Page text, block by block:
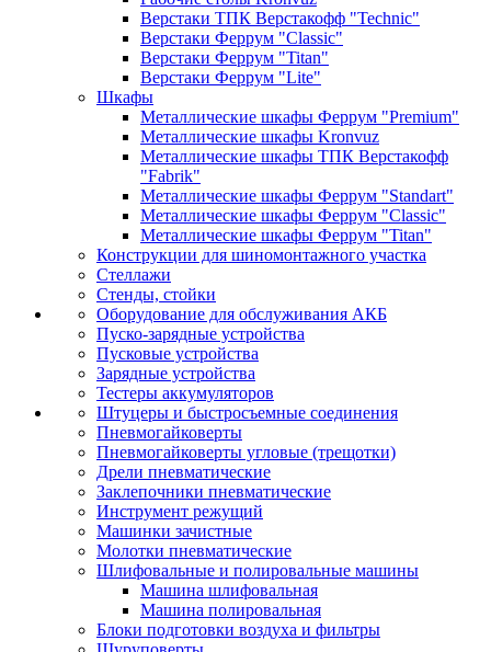
Верстаки ТПК Верстакофф "Technic"
Верстаки Феррум "Classic"
Верстаки Феррум "Titan"
Верстаки Феррум "Lite"
Шкафы
Металлические шкафы Феррум "Premium"
Металлические шкафы Kronvuz
Металлические шкафы ТПК Верстакофф
"Fabrik"
Металлические шкафы Феррум "Standart"
Металлические шкафы Феррум "Classic"
Металлические шкафы Феррум "Titan"
Конструкции для шиномонтажного участка
Стеллажи
Стенды, стойки
Оборудование для обслуживания АКБ
Пуско-зарядные устройства
Пусковые устройства
Зарядные устройства
Тестеры аккумуляторов
Штуцеры и быстросъемные соединения
Пневмогайковерты
Пневмогайковерты угловые (трещотки)
Дрели пневматические
Заклепочники пневматические
Инструмент режущий
Машинки зачистные
Молотки пневматические
Шлифовальные и полировальные машины
Машина шлифовальная
Машина полировальная
Блоки подготовки воздуха и фильтры